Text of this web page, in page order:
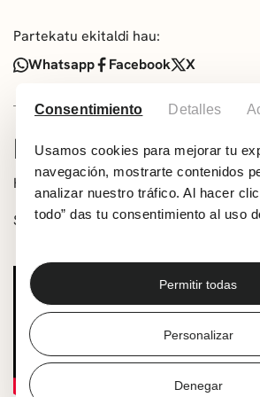
Consentimiento Detalles
Usamos cookies para mejorar tu
navegación, mostrarte contenidos
analizar nuestro tráfico. Al hacer
todo” das tu consentimiento al uso
Permitir todas
Personalizar
Denegar
Partekatu ekitaldi hau:
Whatsapp
Facebook X
INFORMAZIOA
Haurrei zuzenduriko ipuin-kontaketa.
Sarrera doan, edukiera bete arte.